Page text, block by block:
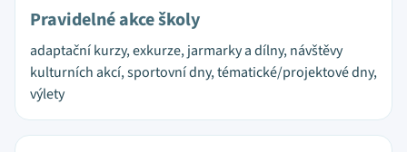
Pravidelné akce školy
adaptační kurzy, exkurze, jarmarky a dílny, návštěvy
kulturních akcí, sportovní dny, tématické/projektové dny,
výlety